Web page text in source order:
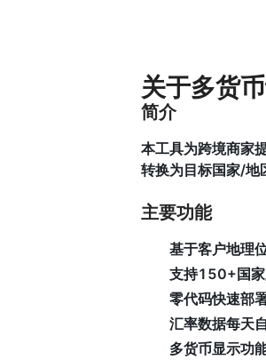
关于多货
简介
本工具为跨境商家
转换为目标国家/地
主要功能
基于客户地理
支持150+国家
零代码快速部
汇率数据每天
多货币显示功